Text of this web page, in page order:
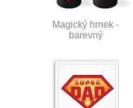
Magický hrnek -
barevný